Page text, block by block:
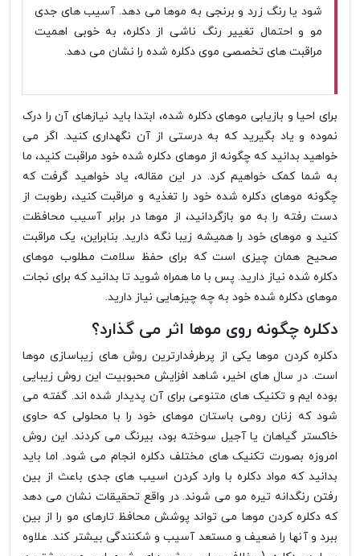
شود یا رنگ زرد و برنجی به موها می دهد. آسیب های جدی
مو و احتمال تغییر رنگ ناشی از دکلره، به خوبی اهمیت
مراقبت های تخصصی موی دکلره شده را نشان می دهد.
برای احیا و بازیابی موهای دکلره شده، ابتدا باید نیازهای آن را درک
نموده و یاد بگیرید که به درستی از آن نگهداری کنید. اگر می
خواهید بدانید که چگونه از موهای دکلره شده خود مراقبت کنید، ما
به شما کمک خواهیم کرد. در این مقاله، یاد خواهید گرفت که
چگونه موهای دکلره شده خود را تغذیه و مراقبت کنید، رطوبت از
دست رفته را به مو بازگردانید، از موها در برابر آسیب محافظت
کنید و موهای خود را همیشه زیبا نگه دارید. بنابراین، یک مراقبت
صحیح همان چیزی است که برای حفظ سلامت مطلوب موهای
دکلره شده نیاز دارید. پس با ما همراه شوید تا بدانید که برای نجات
موهای دکلره شده خود به چه چیزهایی نیاز دارید.
دکلره چگونه روی موها اثر می گذارد؟
دکلره کردن موها یکی از پرطرفدارترین روش های زیباسازی موها
است. در سال های اخیر، شاهد افزایش محبوبیت این روش زیبایی
بوده ایم و تکنیک های متنوعی برای آن پدیدار شده اند. گفته می
شود که زنان رومی باستان موهای خود را با محلولی که حاوی
خاکستر گیاهان یا آجیل سوخته بود، بیرنگ می کردند. این روش
امروزه بصورت تکنیک های مختلف دکلره انجام می شود. اما باید
بدانید که مواد دکلره با وارد کردن اسیب های جدی باعث از بین
رفتن رنگدانه تیره مو می شوند. در واقع تحقیقات نشان می دهد
که دکلره کردن موها می تواند پوشش محافظ تارهای مو را از بین
ببرد و آنها را ضعیف و مستعد آسیب و شکنندگی بیشتر کند. علاوه